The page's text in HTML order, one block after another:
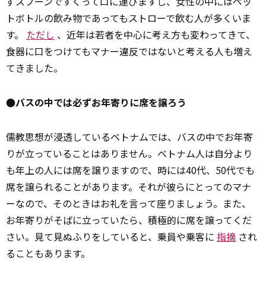
トボトルの飲み物であってもストローで飲む人が多くいま
す。 ただし 、近年は若者を中心に考え方も変わってきて、
食器に口をつけてもマナー違反ではないと考える人も増え
てきました。
●バスの中では必ずお年寄りに席を譲ろう
儒教思想が浸透しているベトナムでは、バスの中でお年寄
りが立っていることはありません。ベトナム人は自分より
も年上の人には席を譲りますので、時には40代、50代でも
席を譲られることがあります。それが彼らにとってのマナ
ーなので、そのときはお礼を言って座りましょう。また、
お年寄りがそばに立っていたら、積極的に席を譲ってくだ
さい。見て見ぬふりをしていると、乗員や乗客に 指摘 され
ることもあります。